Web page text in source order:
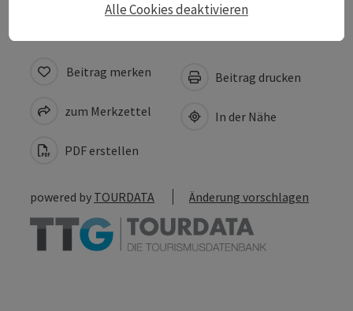
Beitrag merken
zum Merkzettel
PDF erstellen
Beitrag drucken
In der Nähe
powered by TOURDATA Änderung vorschlagen
Alle Cookies deaktivieren